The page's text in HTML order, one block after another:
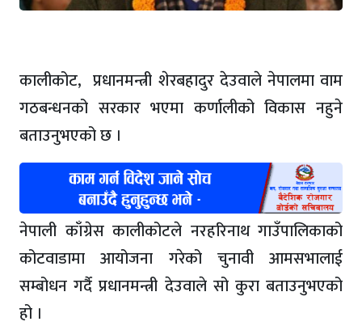
कालीकोट, प्रधानमन्त्री शेरबहादुर देउवाले नेपालमा वाम
गठबन्धनको सरकार भएमा कर्णालीको विकास नहुने
बताउनुभएको छ ।
नेपाली काँग्रेस कालीकोटले नरहरिनाथ गाउँपालिकाको
कोटवाडामा आयोजना गरेको चुनावी आमसभालाई
सम्बोधन गर्दै प्रधानमन्त्री देउवाले सो कुरा बताउनुभएको
हो ।